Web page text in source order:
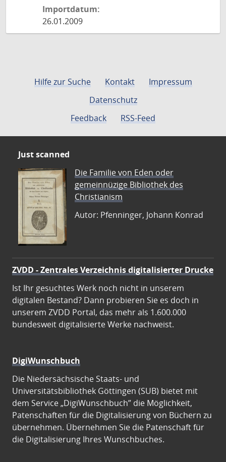
Importdatum:
26.01.2009
Hilfe zur Suche Kontakt
Impressum
Datenschutz
Feedback
RSS-Feed
Just scanned
Die Familie von Eden oder
gemeinnüzige Bibliothek des
Christianism
Autor: Pfenninger, Johann Konrad
ZVDD - Zentrales Verzeichnis digitalisierter Drucke
Ist Ihr gesuchtes Werk noch nicht in unserem
digitalen Bestand? Dann probieren Sie es doch in
unserem ZVDD Portal, das mehr als 1.600.000
bundesweit digitalisierte Werke nachweist.
DigiWunschbuch
Die Niedersächsische Staats- und
Universitätsbibliothek Göttingen (SUB) bietet mit
dem Service „DigiWunschbuch” die Möglichkeit,
Patenschaften für die Digitalisierung von Büchern zu
übernehmen. Übernehmen Sie die Patenschaft für
die Digitalisierung Ihres Wunschbuches.